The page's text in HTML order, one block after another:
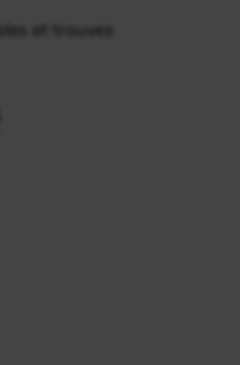
et trouvez